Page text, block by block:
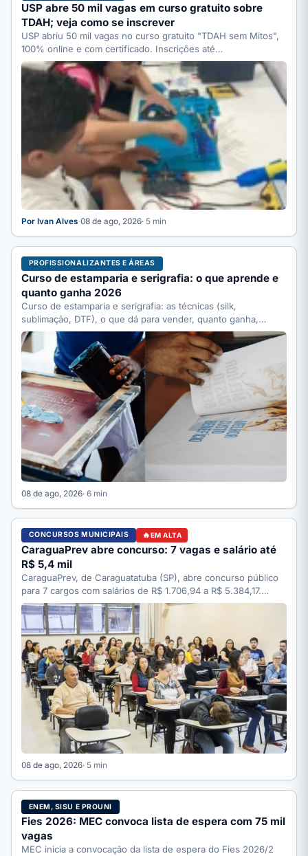
USP abre 50 mil vagas em curso gratuito sobre
TDAH; veja como se inscrever
USP abriu 50 mil vagas no curso gratuito "TDAH sem Mitos",
100% online e com certificado. Inscrições até…
Por Ivan Alves·08 de ago, 2026· 5 min
PROFISSIONALIZANTES E ÁREAS
Curso de estamparia e serigrafia: o que aprende e
quanto ganha 2026
Curso de estamparia e serigrafia: as técnicas (silk,
sublimação, DTF), o que dá para vender, quanto ganha,
quanto…
08 de ago, 2026· 6 min
CONCURSOS MUNICIPAIS EM ALTA
CaraguaPrev abre concurso: 7 vagas e salário até
R$ 5,4 mil
CaraguaPrev, de Caraguatatuba (SP), abre concurso público
para 7 cargos com salários de R$ 1.706,94 a R$ 5.384,17.…
08 de ago, 2026· 5 min
ENEM, SISU E PROUNI
Fies 2026: MEC convoca lista de espera com 75 mil
vagas
MEC inicia a convocação da lista de espera do Fies 2026/2